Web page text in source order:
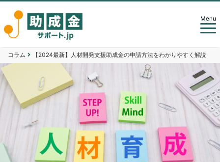
Menu
コラム 【2024最新】人材開発支援助成金の申請方法をわかりやすく解説